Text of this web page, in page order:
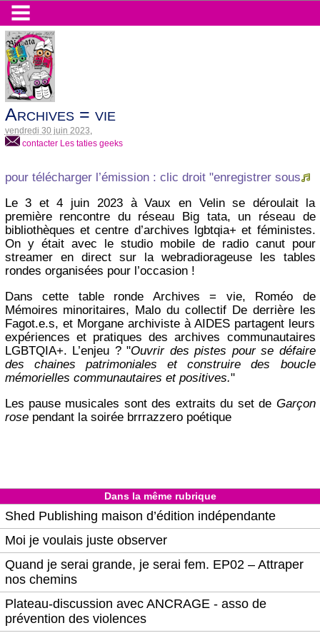
Archives = vie
vendredi 30 juin 2023
contacter Les taties geeks
pour télécharger l’émission : clic droit "enregistrer sous
Le 3 et 4 juin 2023 à Vaux en Velin se déroulait la
première rencontre du réseau Big tata, un réseau de
bibliothèques et centre d’archives lgbtqia+ et féministes.
On y était avec le studio mobile de radio canut pour
streamer en direct sur la webradiorageuse les tables
rondes organisées pour l’occasion !
Dans cette table ronde Archives = vie, Roméo de
Mémoires minoritaires, Malo du collectif De derrière les
Fagot.e.s, et Morgane archiviste à AIDES partagent leurs
expériences et pratiques des archives communautaires
LGBTQIA+. L’enjeu ? "Ouvrir des pistes pour se défaire
des chaines patrimoniales et construire des boucle
mémorielles communautaires et positives."
Les pause musicales sont des extraits du set de Garçon
rose pendant la soirée brrrazzero poétique
Dans la même rubrique
Shed Publishing maison d’édition indépendante
Moi je voulais juste observer
Quand je serai grande, je serai fem. EP02 – Attraper
nos chemins
Plateau-discussion avec ANCRAGE - asso de
prévention des violences